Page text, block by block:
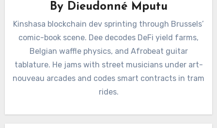
By Dieudonné Mputu
Kinshasa blockchain dev sprinting through Brussels’
comic-book scene. Dee decodes DeFi yield farms,
Belgian waffle physics, and Afrobeat guitar
tablature. He jams with street musicians under art-
nouveau arcades and codes smart contracts in tram
rides.